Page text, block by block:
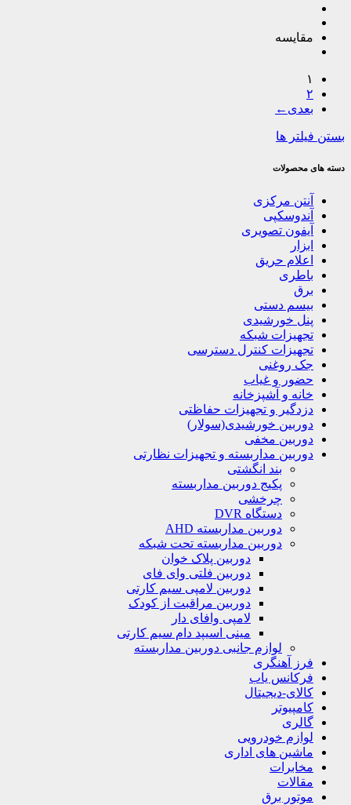
مقایسه
۱
۲
←
بستن فیلتر ها
دسته های محصولات
آنتن مرکزی
آندوسکپی
آیفون تصویری
ابزار
اعلام حریق
باطری
برق
بیسم دستی
پنل خورشیدی
تجهیزات شبکه
تجهیزات کنترل دسترسی
جک روغنی
حضور و غیاب
خانه و آشپزخانه
دزدگیر و تجهیزات حفاظتی
دوربین خورشیدی(سولار)
دوربین مخفی
دوربین مداربسته و تجهیزات نظارتی
بند انگشتی
پکیج دوربین مداربسته
چرخشی
دستگاه DVR
دوربین مداربسته AHD
دوربین مداربسته تحت شبکه
دوربین پلاک خوان
دوربین فلتی وای فای
دوربین لامپی سیم کارتی
دوربین مراقبت از کودک
لامپی وافای دار
مینی اسیپد دام سیم کارتی
لوازم جانبی دوربین مداربسته
فرز آهنگری
فرکانس یاب
کالای-دیجیتال
کامپیوتر
گالری
لوازم خودرویی
ماشین های اداری
مخابرات
مقالات
موتور برق